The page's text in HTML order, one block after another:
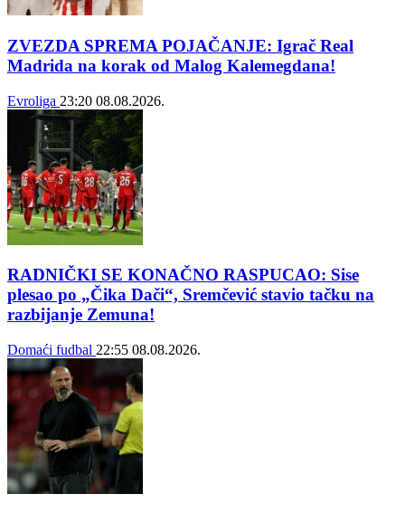
ZVEZDA SPREMA POJAČANJE: Igrač Real
Madrida na korak od Malog Kalemegdana!
Evroliga 23:20 08.08.2026.
RADNIČKI SE KONAČNO RASPUCAO: Sise
plesao po „Čika Dači“, Sremčević stavio tačku na
razbijanje Zemuna!
Domaći fudbal 22:55 08.08.2026.